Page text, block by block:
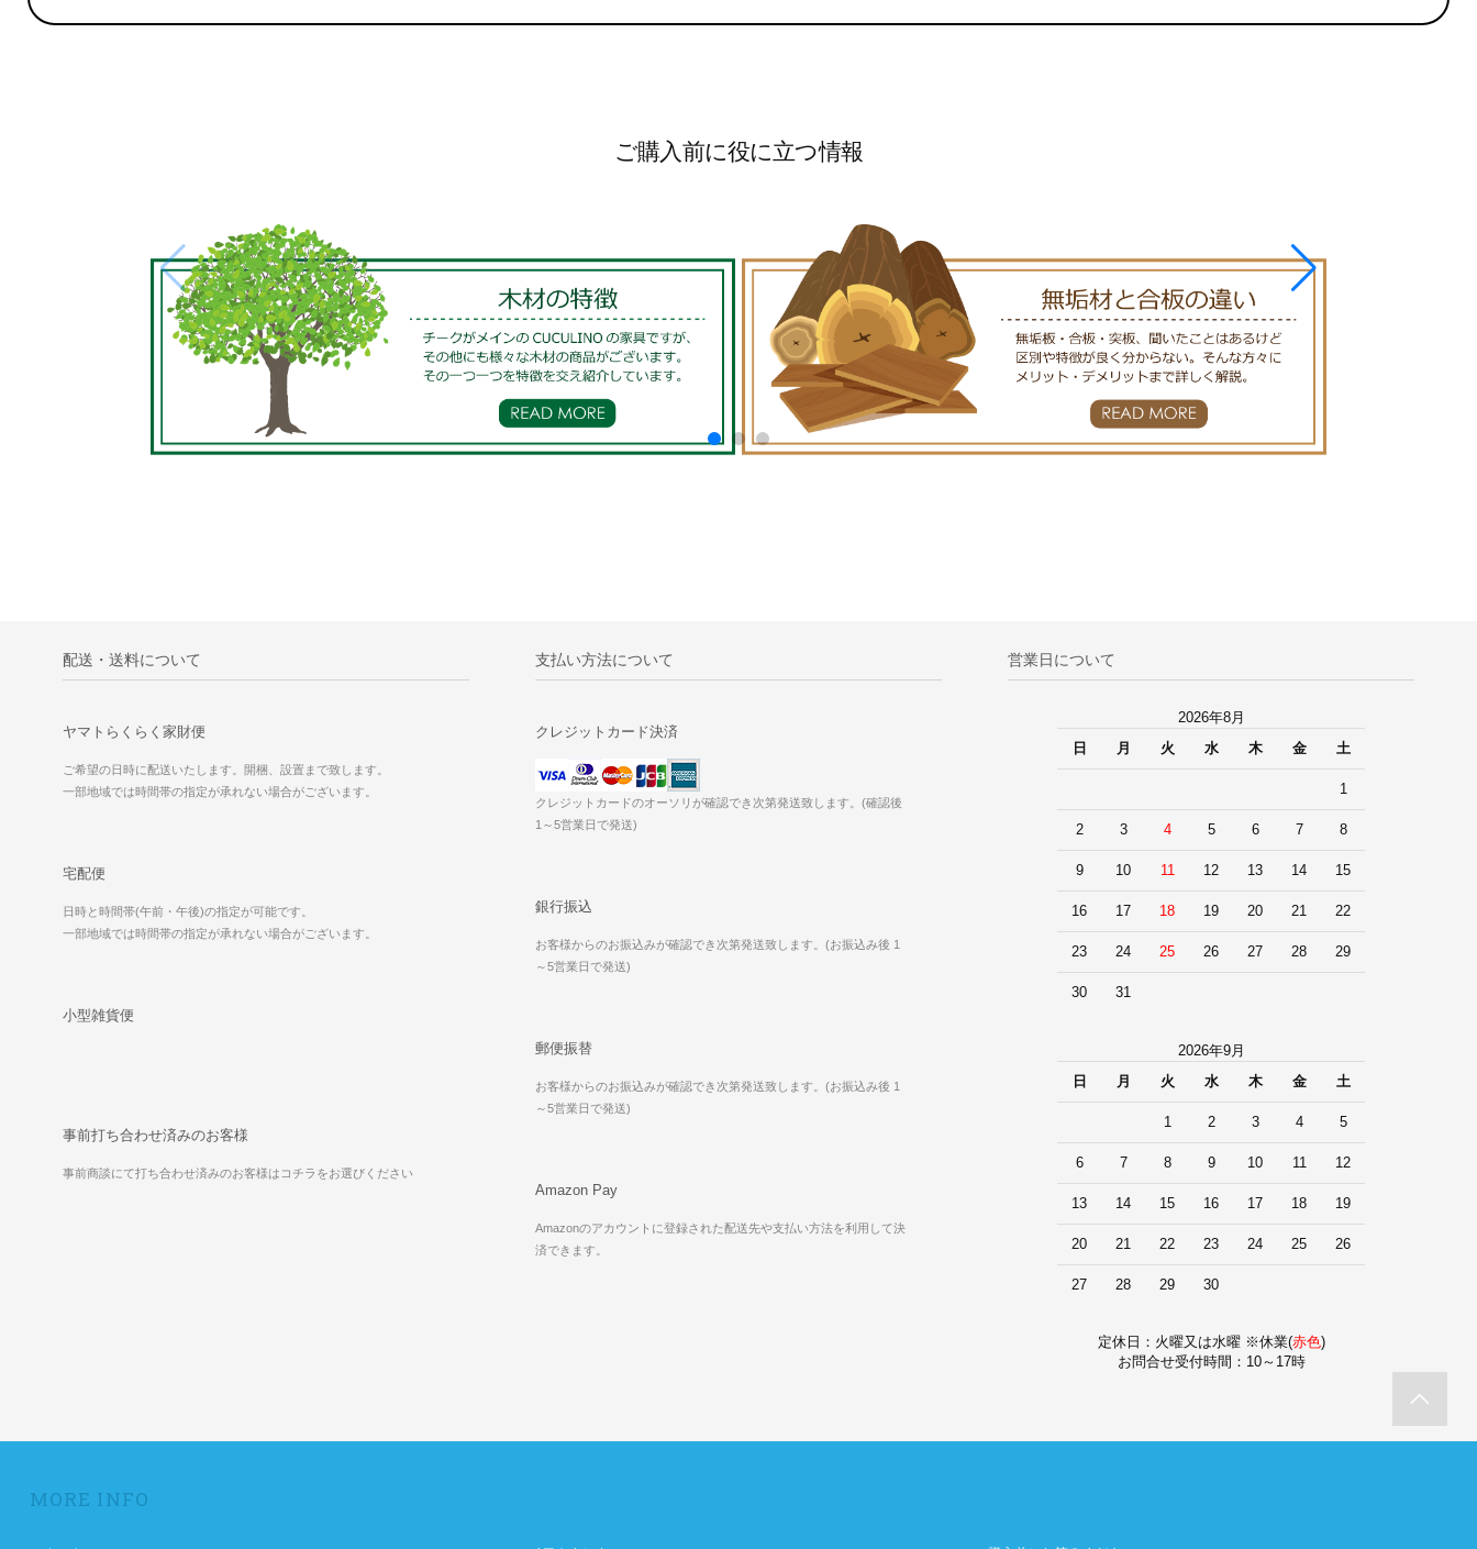
ご購入前に役に立つ情報
配送・送料について
ヤマトらくらく家財便
ご希望の日時に配送いたします。開梱、設置まで致します。
一部地域では時間帯の指定が承れない場合がございます。
宅配便
日時と時間帯(午前・午後)の指定が可能です。
一部地域では時間帯の指定が承れない場合がございます。
小型雑貨便
事前打ち合わせ済みのお客様
事前商談にて打ち合わせ済みのお客様はコチラをお選びください
支払い方法について
クレジットカード決済
クレジットカードのオーソリが確認でき次第発送致します。(確認後
1～5営業日で発送)
銀行振込
お客様からのお振込みが確認でき次第発送致します。(お振込み後 1
～5営業日で発送)
郵便振替
お客様からのお振込みが確認でき次第発送致します。(お振込み後 1
～5営業日で発送)
Amazon Pay
Amazonのアカウントに登録された配送先や支払い方法を利用して決
済できます。
営業日について
2026年8月
日
月 火 水 木 金 土
1
2 3 4 5 6 7 8
9 10 11 12 13 14 15
16 17 18 19 20 21 22
23 24 25 26 27 28 29
30 31
2026年9月
日
月 火 水 木 金 土
1 2 3 4 5
6 7 8 9 10 11 12
13 14 15 16 17 18 19
20 21 22 23 24 25 26
27 28 29 30
定休日：火曜又は水曜 ※休業(赤色)
お問合せ受付時間：10～17時
MORE INFO